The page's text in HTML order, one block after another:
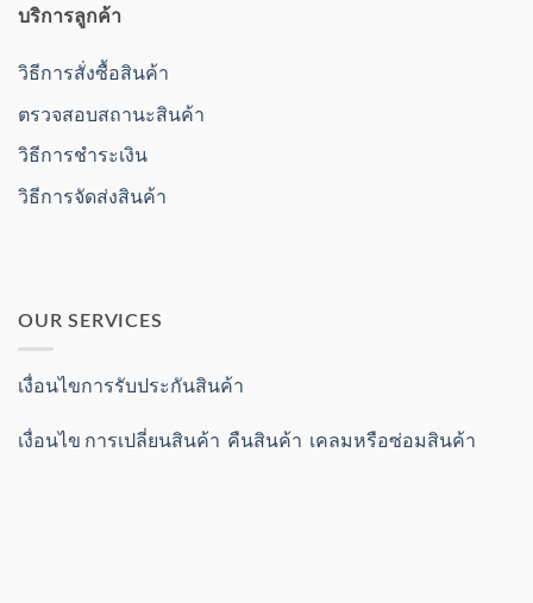
บริการลูกค้า
วิธีการสั่งซื้อสินค้า
ตรวจสอบสถานะสินค้า
วิธีการชำระเงิน
วิธีการจัดส่งสินค้า
OUR SERVICES
เงื่อนไขการรับประกันสินค้า
เงื่อนไข การเปลี่ยนสินค้า คืนสินค้า เคลมหรือซ่อมสินค้า